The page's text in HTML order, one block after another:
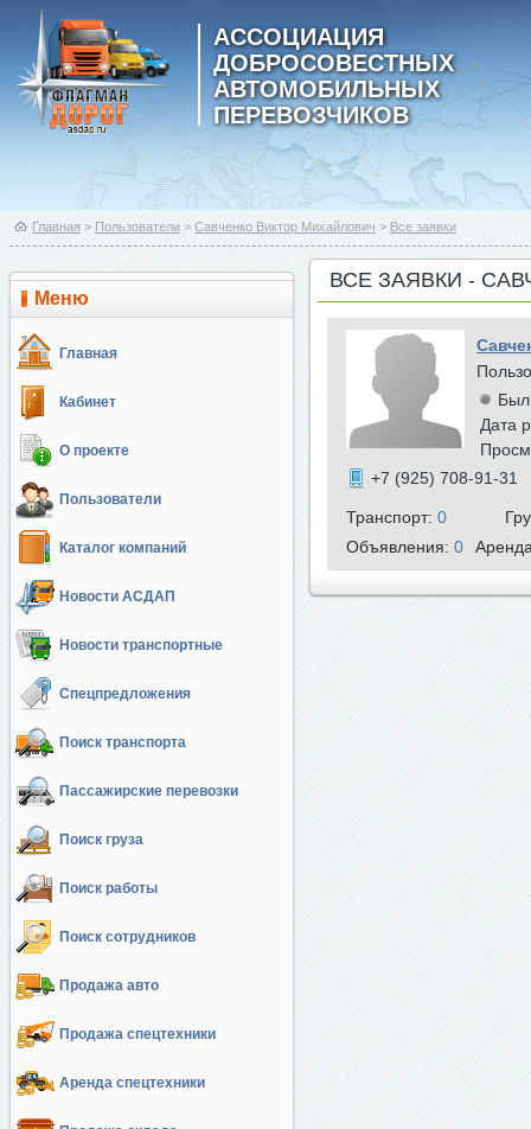
АССОЦИАЦИЯ
ДОБРОСОВЕСТНЫХ
АВТОМОБИЛЬНЫХ
ПЕРЕВОЗЧИКОВ
Главная > Пользователи > Савченко Виктор Михайлович > Все заявки
Меню
Главная
Кабинет
О проекте
Пользователи
Каталог компаний
Новости АСДАП
Новости транспортные
Спецпредложения
Поиск транспорта
Пассажирские перевозки
Поиск груза
Поиск работы
Поиск сотрудников
Продажа авто
Продажа спецтехники
Аренда спецтехники
ВСЕ ЗАЯВКИ -
Был
Дата
+7 (925) 708-91-31
Транспорт: 0
Объявления: 0